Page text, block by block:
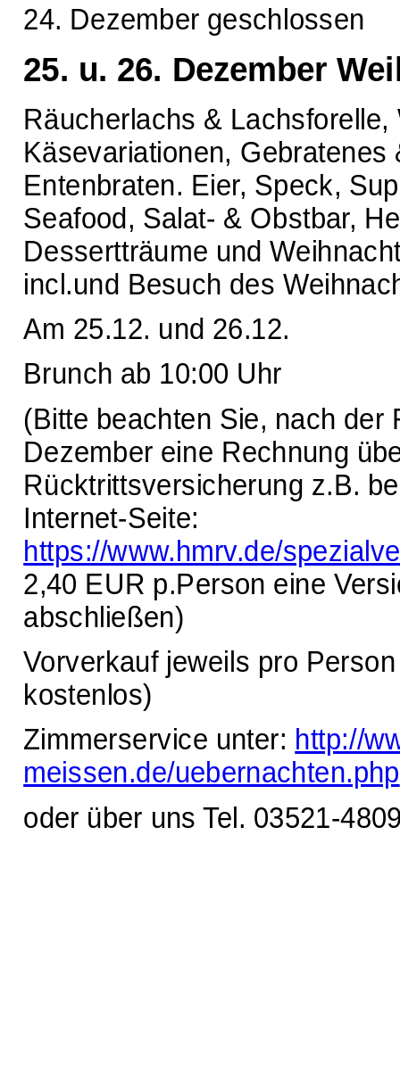
24. Dezember geschlossen
25. u. 26. Dezember
Räucherlachs &
Käsevariationen,
Entenbraten. Eier, Speck,
Seafood, Salat- & Obstbar,
Dessertträume und
incl.und Besuch des
Am 25.12. und 26.12.
Brunch ab 10:00 Uhr
(Bitte beachten Sie, nach der
Dezember eine Rechnung
Rücktrittsversicherung z.B.
Internet-Seite:
https://www.hmrv.de/
2,40 EUR p.Person eine
abschließen)
Vorverkauf jeweils pro
kostenlos)
Zimmerservice unter: http://
meissen.de/uebernachten.php
oder über uns Tel. 03521-